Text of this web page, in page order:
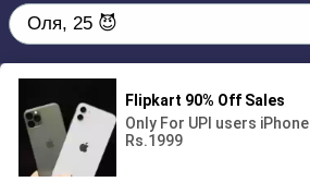
01/07
00:00
Оля, 25 😈
Без обязательств и лишних слов,
только сегодня 💦